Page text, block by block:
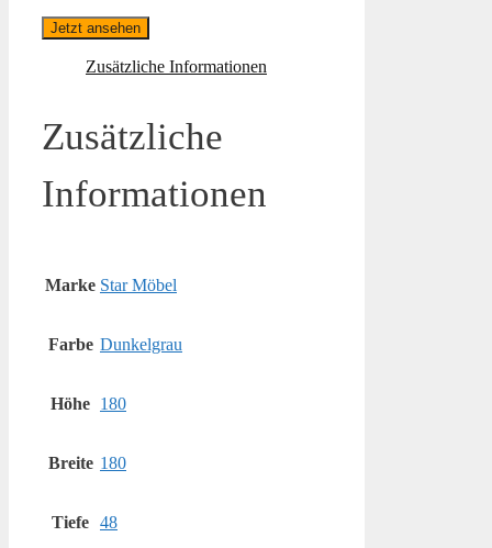
Jetzt ansehen
Zusätzliche Informationen
Zusätzliche
Informationen
Marke Star Möbel
Farbe Dunkelgrau
Höhe 180
Breite 180
Tiefe 48